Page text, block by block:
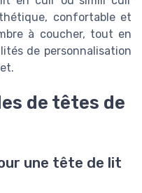
confortable et
à coucher, tout en
de personnalisation
de têtes de
une tête de lit